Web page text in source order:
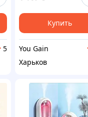
5
Купить
You Gain
Харьков